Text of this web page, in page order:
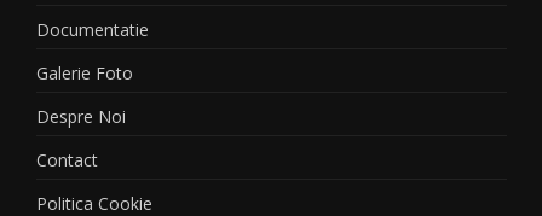
Documentatie
Galerie Foto
Despre Noi
Contact
Politica Cookie